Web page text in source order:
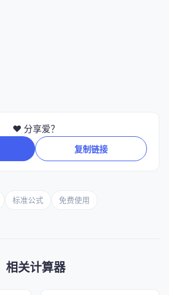
❤️ 分享爱？
复制链接
标准公式 免费使用
相关计算器